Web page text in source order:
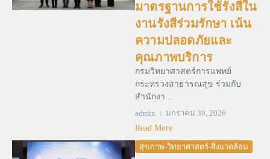
มาตรฐานการใช้รังสีใน
งานรังสีร่วมรักษา เน้น
ความปลอดภัยและ
คุณภาพบริการ
กรมวิทยาศาสตร์การแพทย์
กระทรวงสาธารณสุข ร่วมกับ
สำนักงา...
admin
มกราคม 30, 2026
Read More
สุขภาพ-วิทยาศาสตร์-สิ่งแวดล้อม